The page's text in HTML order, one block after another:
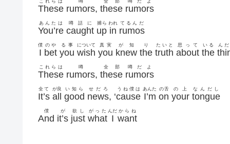
These rumors, these rumors
You’re
あんたは
caught
噂話に
up
捕ら
in
われ
rumos
てるんだ
I
僕
bet
のや
you
る事
wish
について
you
真実
knew
が知
the
り
truth
たいと
about
思って
the
いる ん
These
これらは
rumors
噂
, these
全部
rumors
噂だよ
It’s
全て
all
が良
good
い知ら
news
せだろ
, ‘cause
うね僕は
I’m
あんた
on
の舌
your
の上
tongue
なんだし
And
僕
it’s
が
just
欲し
what
がった
I
んだ
want
からね